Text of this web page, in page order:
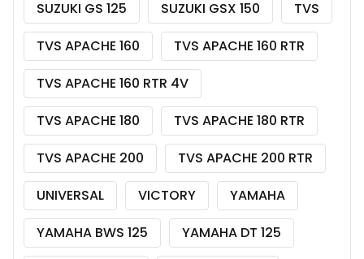
SUZUKI GS 125
SUZUKI GSX 150
TVS
TVS APACHE 160
TVS APACHE 160 RTR
TVS APACHE 160 RTR 4V
TVS APACHE 180
TVS APACHE 180 RTR
TVS APACHE 200
TVS APACHE 200 RTR
UNIVERSAL
VICTORY
YAMAHA
YAMAHA BWS 125
YAMAHA DT 125